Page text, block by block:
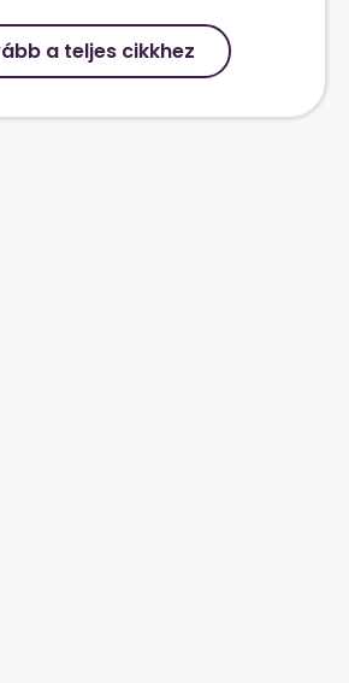
a teljes cikkhez